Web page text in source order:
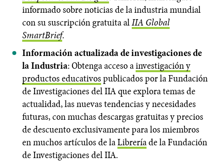
informado sobre noticias de la industria mundial
con su suscripción gratuita alIIA Global
SmartBrief.
Información actualizada de investigaciones de
la Industria: Obtenga acceso ainvestigación y
productos educativospublicados por la Fundación
de Investigaciones del IIA que explora temas de
actualidad, las nuevas tendencias y necesidades
futuras, con muchas descargas gratuitas y precios
de descuento exclusivamente para los miembros
en muchos artículos de laLibreríade la Fundación
de Investigaciones del IIA.